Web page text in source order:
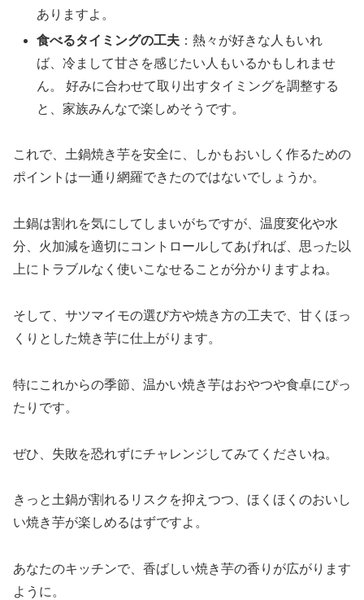
ありますよ。
食べるタイミングの工夫 ：熱々が好きな人もいれ
ば、冷まして甘さを感じたい人もいるかもしれませ
ん。 好みに合わせて取り出すタイミングを調整する
と、家族みんなで楽しめそうです。
これで、土鍋焼き芋を安全に、しかもおいしく作るための
ポイントは一通り網羅できたのではないでしょうか。
土鍋は割れを気にしてしまいがちですが、温度変化や水
分、火加減を適切にコントロールしてあげれば、思った以
上にトラブルなく使いこなせることが分かりますよね。
そして、サツマイモの選び方や焼き方の工夫で、甘くほっ
くりとした焼き芋に仕上がります。
特にこれからの季節、温かい焼き芋はおやつや食卓にぴっ
たりです。
ぜひ、失敗を恐れずにチャレンジしてみてくださいね。
きっと土鍋が割れるリスクを抑えつつ、ほくほくのおいし
い焼き芋が楽しめるはずですよ。
あなたのキッチンで、香ばしい焼き芋の香りが広がります
ように。